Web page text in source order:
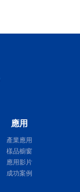
應用
產業應用
樣品櫥窗
應用影片
成功案例